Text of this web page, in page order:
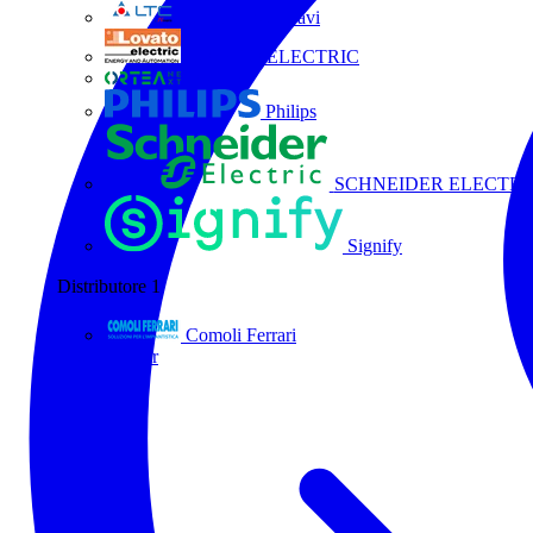
La Triveneta Cavi
LOVATO ELECTRIC
Philips
SCHNEIDER
Signify
Distributore 1
Comoli Ferrari
Tutti i partner